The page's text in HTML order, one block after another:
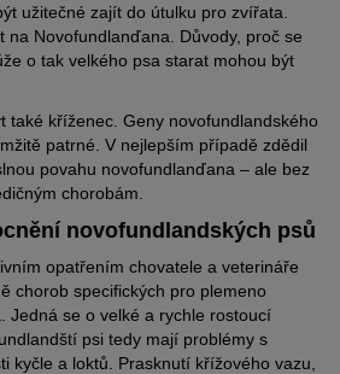
užitečné zajít do útulku pro zvířata.
na Novofundlanďana. Důvody, proč se
o tak velkého psa starat mohou být
také kříženec. Geny novofundlandského
patrné. V nejlepším případě zdědil
povahu novofundlanďana – ale bez
chorobám.
novofundlandských psů
opatřením chovatele a veterináře
chorob specifických pro plemeno
Jedná se o velké a rychle rostoucí
psi tedy mají problémy s
kyčle a loktů. Prasknutí křížového vazu,